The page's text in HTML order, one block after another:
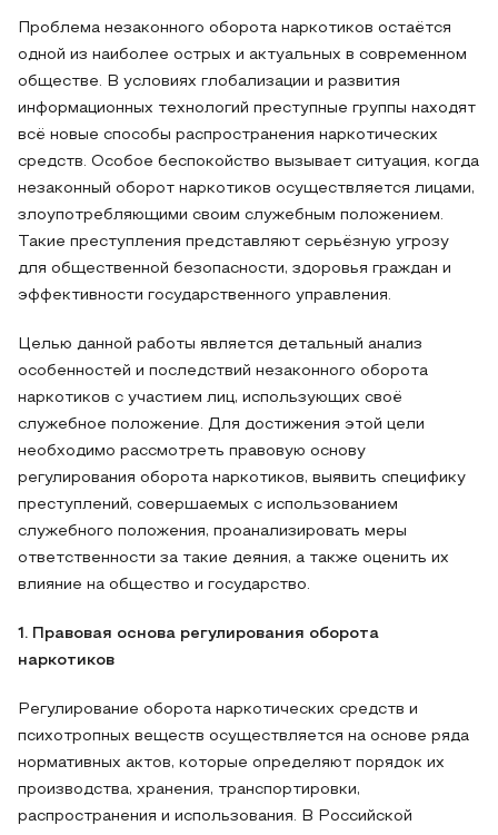
Проблема незаконного оборота наркотиков остаётся
одной из наиболее острых и актуальных в современном
обществе. В условиях глобализации и развития
информационных технологий преступные группы находят
всё новые способы распространения наркотических
средств. Особое беспокойство вызывает ситуация, когда
незаконный оборот наркотиков осуществляется лицами,
злоупотребляющими своим служебным положением.
Такие преступления представляют серьёзную угрозу
для общественной безопасности, здоровья граждан и
эффективности государственного управления.
Целью данной работы является детальный анализ
особенностей и последствий незаконного оборота
наркотиков с участием лиц, использующих своё
служебное положение. Для достижения этой цели
необходимо рассмотреть правовую основу
регулирования оборота наркотиков, выявить специфику
преступлений, совершаемых с использованием
служебного положения, проанализировать меры
ответственности за такие деяния, а также оценить их
влияние на общество и государство.
1. Правовая основа регулирования оборота
наркотиков
Регулирование оборота наркотических средств и
психотропных веществ осуществляется на основе ряда
нормативных актов, которые определяют порядок их
производства, хранения, транспортировки,
распространения и использования. В Российской